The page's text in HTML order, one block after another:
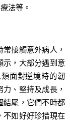
法等。
接觸意外病人，
示，大部分遇到意
面對逆境時的韌
、堅持及成長，
結尾，它們不時都
不如好好珍措現在